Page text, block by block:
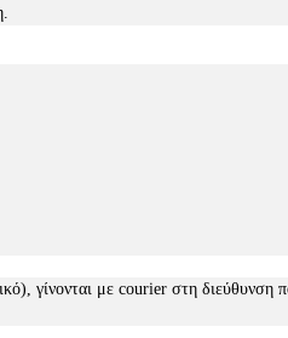
γίνονται με courier στη διεύθυνση